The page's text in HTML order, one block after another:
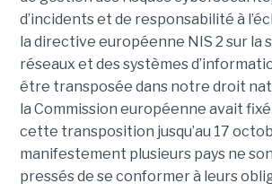
d’incidents et de responsabilité à
la directive européenne NIS 2 sur la
réseaux et des systèmes
être transposée dans notre droit
la Commission européenne avait fixé
cette transposition jusqu’au 17
manifestement plusieurs pays ne
pressés de se conformer à leurs